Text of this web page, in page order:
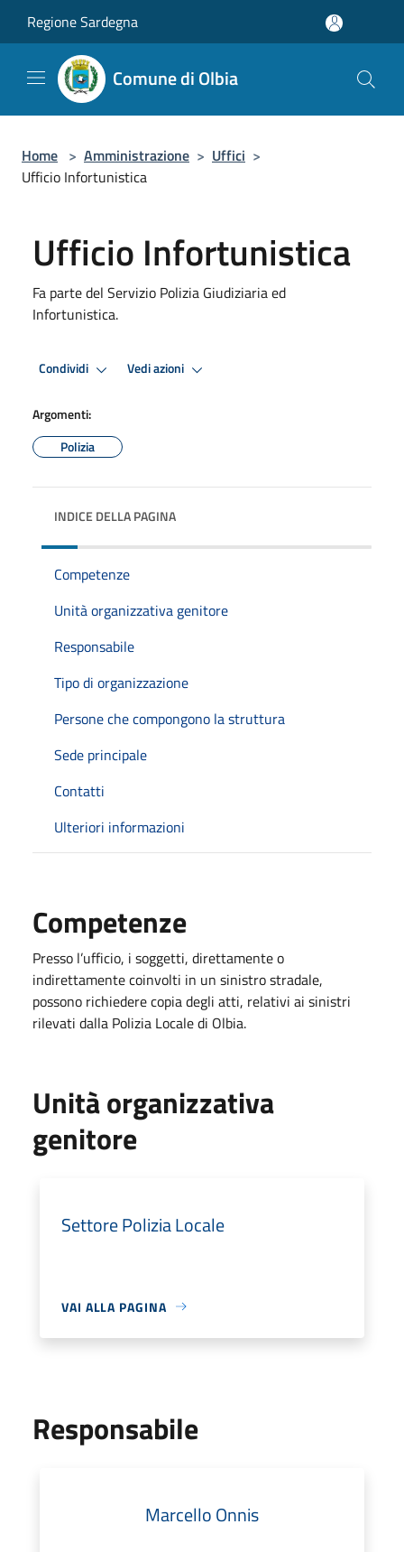
Regione Sardegna
Comune di Olbia
Home > Amministrazione > Uffici >
Ufficio Infortunistica
Ufficio Infortunistica
Fa parte del Servizio Polizia Giudiziaria ed
Infortunistica.
Condividi Vedi azioni
Argomenti:
Polizia
INDICE DELLA PAGINA
Competenze
Unità organizzativa genitore
Responsabile
Tipo di organizzazione
Persone che compongono la struttura
Sede principale
Contatti
Ulteriori informazioni
Competenze
Presso l’ufficio, i soggetti, direttamente o
indirettamente coinvolti in un sinistro stradale,
possono richiedere copia degli atti, relativi ai sinistri
rilevati dalla Polizia Locale di Olbia.
Unità organizzativa
genitore
Settore Polizia Locale
VAI ALLA PAGINA
Responsabile
Marcello Onnis